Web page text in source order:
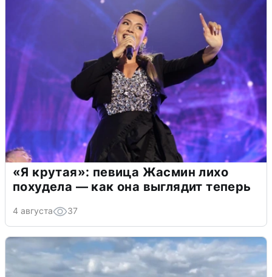
«Я крутая»: певица Жасмин лихо
похудела — как она выглядит теперь
4 августа 37